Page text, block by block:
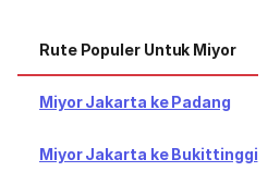
Rute Populer Untuk Miyor
Miyor Jakarta ke Padang
Miyor Jakarta ke Bukittinggi